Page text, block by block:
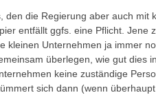
den die Regierung aber auch mit
entfällt ggfs. eine Pflicht. Jene
kleinen Unternehmen ja immer
überlegen, wie gut dies
keine zuständige
sich dann (wenn